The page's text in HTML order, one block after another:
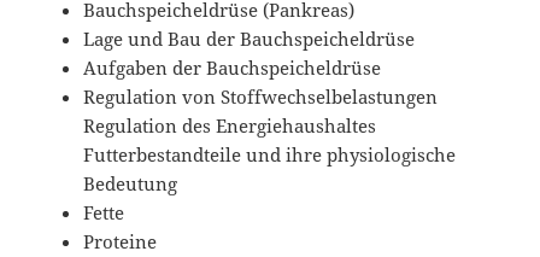
Bauchspeicheldrüse (Pankreas)
Lage und Bau der Bauchspeicheldrüse
Aufgaben der Bauchspeicheldrüse
Regulation von Stoffwechselbelastungen
Regulation des Energiehaushaltes
Futterbestandteile und ihre physiologische
Bedeutung
Fette
Proteine